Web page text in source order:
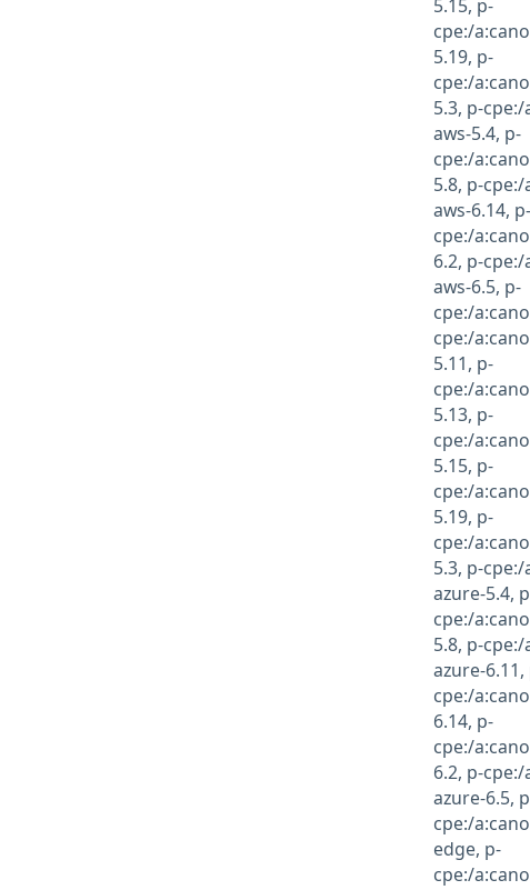
5.15, p-
cpe:/
5.19, p-
cpe:/
5.3, p-
aws-5.4, p-
cpe:/
5.8, p-
aws-6.14, p-
cpe:/
6.2, p-
aws-6.5, p-
cpe:/
cpe:/
5.11, p-
cpe:/
5.13, p-
cpe:/
5.15, p-
cpe:/
5.19, p-
cpe:/
5.3, p-
azure-5.4,
cpe:/
5.8, p-
azure-6.11,
cpe:/
6.14, p-
cpe:/
6.2, p-
azure-6.5,
cpe:/
edge, p-
cpe:/